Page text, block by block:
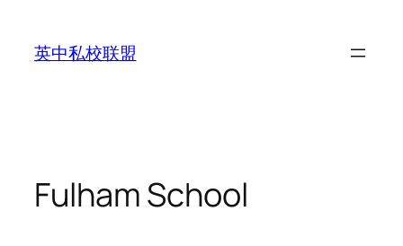
content
英中私校联盟
Fulham School